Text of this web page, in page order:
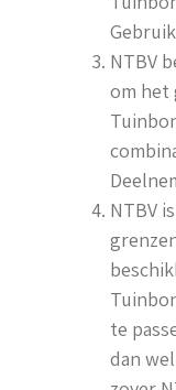
NTBV
om het
NTBV
te
dan